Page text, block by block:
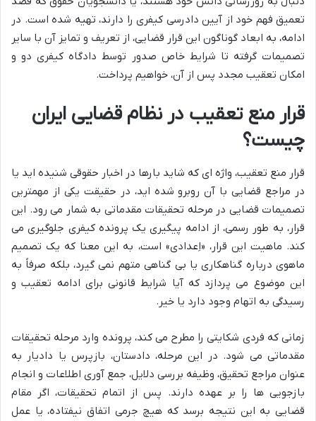
تعمیق فهم خود از آیین دادرسی کیفری را دارند، تهیه شده است. در
ادامه، به ابعاد گوناگون این قرار قضایی، از تعریف و تمایز آن با سایر
تصمیمات گرفته تا شرایط خاص صدور توسط دادگاه کیفری دو و
امکان تعقیب مجدد پس از آن، خواهیم پرداخت.
قرار منع تعقیب در نظام قضایی ایران
چیست؟
قرار منع تعقیب، واژه ای که شاید بارها در اخبار حقوقی شنیده اید یا
در مراجع قضایی با آن روبرو شده اید، در حقیقت یکی از مهمترین
تصمیمات قضایی در مرحله تحقیقات مقدماتی به شمار می رود. این
قرار، به طور رسمی، از ادامه پیگیری یک پرونده کیفری جلوگیری می
کند. ماهیت این قرار، «اِعدادی» است، به این معنا که یک تصمیم
ماهوی درباره گناهکاری یا بی گناهی متهم نمی گیرد، بلکه صرفاً به
این موضوع می پردازد که آیا شرایط قانونی برای ادامه تعقیب و
رسیدگی به اتهام وجود دارد یا خیر.
زمانی که فردی شکایتی را مطرح می کند، پرونده وارد مرحله تحقیقات
مقدماتی می شود. در این مرحله، دادستان، بازپرس یا دادیار به
عنوان مراجع تحقیق، وظیفه بررسی دلایل، جمع آوری اطلاعات و انجام
بازجویی ها را بر عهده دارند. پس از اتمام تحقیقات، اگر مقام
قضایی به این نتیجه برسد که هیچ جرمی اتفاق نیفتاده، یا عمل